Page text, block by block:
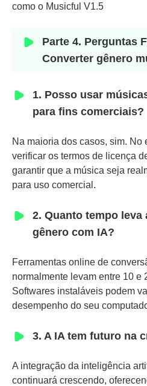
como o Musicful V1.5
Parte 4. Perguntas
Converter gênero
1. Posso usar
para fins comerciais?
Na maioria dos casos, sim. No
verificar os termos de licença
garantir que a música seja
para uso comercial.
2. Quanto tempo leva
gênero com IA?
Ferramentas online de
normalmente levam entre 10 e
Softwares instaláveis podem
desempenho do seu
3. A IA tem futuro na
A integração da inteligência
continuará crescendo,